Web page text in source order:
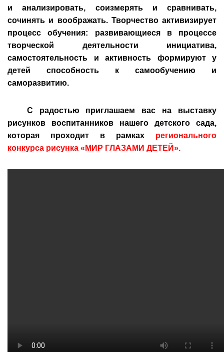
и анализировать, соизмерять и сравнивать,
сочинять и воображать. Творчество активизирует
процесс обучения: развивающиеся в процессе
творческой деятельности инициатива,
самостоятельность и активность формируют у
детей способность к самообучению и
саморазвитию.
С радостью приглашаем вас на выставку
рисунков воспитанников нашего детского сада,
которая проходит в рамках регионального
конкурса рисунка «МИР ГЛАЗАМИ ДЕТЕЙ».